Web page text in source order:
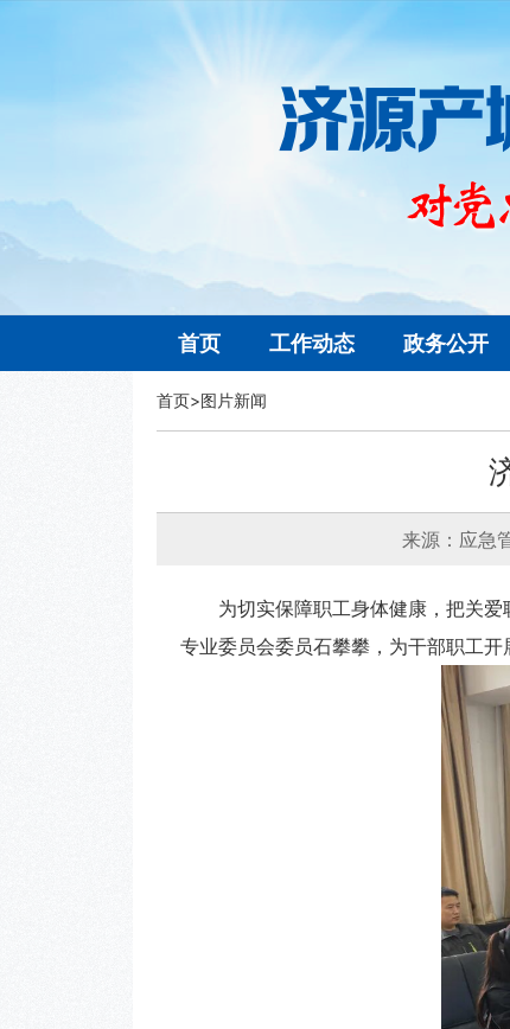
首页 工作动态 政务公开
首页>图片新闻
来源：应急
为切实保障职工身体健康，把关爱
专业委员会委员石攀攀，为干部职工开